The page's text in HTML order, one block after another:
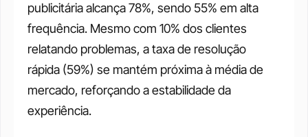
publicitária alcança 78%, sendo 55% em alta
frequência. Mesmo com 10% dos clientes
relatando problemas, a taxa de resolução
rápida (59%) se mantém próxima à média de
mercado, reforçando a estabilidade da
experiência.